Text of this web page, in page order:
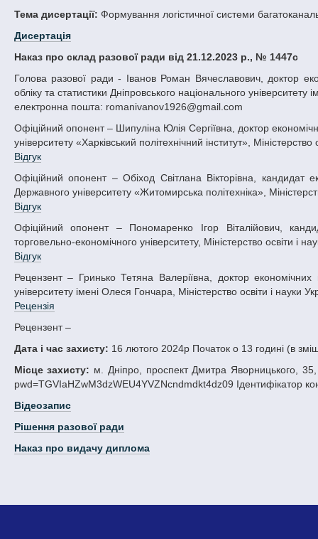
Тема дисертації: Формування логістичної системи
Дисертація
Наказ про склад разової ради від 21.12.2023 р., № 1447с
Голова разової ради - Іванов Роман Вячеславович, доктор економічних наук, професор, професор кафедри економічного моделювання,
обліку та статистики Дніпровського національного університету
електронна пошта: romanivanov1926@gmail.com
Офіційний опонент – Шипуліна Юлія Сергіївна, доктор економічних наук, професор, професор кафедри маркетингу Національного технічного
університету «Харківський політехнічний інститут», Міністерство
Відгук
Офіційний опонент – Обіход Світлана Вікторівна, кандидат економічних наук, доцент, доцент кафедри фінансів та цифрової економіки
Державного університету «Житомирська політехніка»,
Відгук
Офіційний опонент – Пономаренко Ігор Віталійович, кандидат економічних наук, доцент, доцент кафедри маркетингу Державного
торговельно-економічного університету, Міністерство освіти і
Відгук
Рецензент – Гринько Тетяна Валеріївна, доктор економічних наук, професор, декан факультету економіки Дніпровського національного
університету імені Олеся Гончара, Міністерство освіти і науки
Рецензія
Рецензент –
Дата і час захисту: 16 лютого 2024р Початок о 13 годині (в
Місце захисту: м. Дніпро, проспект Дмитра Яворницького,
pwd=TGVIaHZwM3dzWEU4YVZNcndmdkt4dz09 Ідентифікатор
Відеозапис
Рішення разової ради
Наказ про видачу диплома